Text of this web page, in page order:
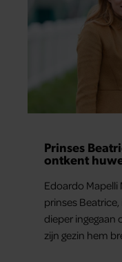
Prinses
ontkent
Edoardo Mapelli
prinses
dieper ingegaan
zijn gezin hem